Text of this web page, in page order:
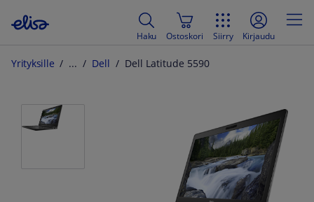
Haku Ostoskori Siirry Kirjaudu
Yrityksille Dell Dell Latitude 5590